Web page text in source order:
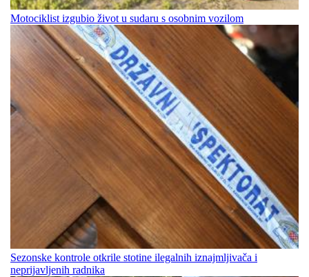
Motociklist izgubio život u sudaru s osobnim vozilom
Sezonske kontrole otkrile stotine ilegalnih iznajmljivača i
neprijavljenih radnika